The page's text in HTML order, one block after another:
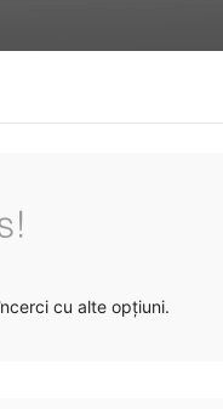
cu alte opțiuni.